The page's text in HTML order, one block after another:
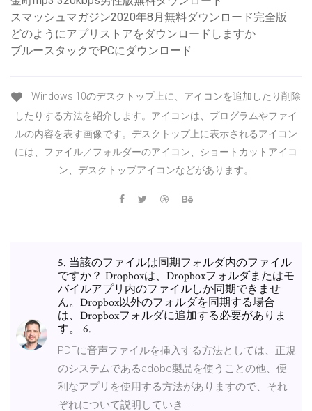
スマッシュマガジン2020年8月無料ダウンロード完全版
どのようにアプリストアをダウンロードしますか
ブルースタックでPCにダウンロード
Windows 10のデスクトップ上に、アイコンを追加したり削除
したりする方法を紹介します。アイコンは、プログラムやファイ
ルの内容を表す画像です。デスクトップ上に表示されるアイコン
には、ファイル／フォルダーのアイコン、ショートカットアイコ
ン、デスクトップアイコンなどがあります。
5. 当該のファイルは同期フォルダ内のファイル
ですか？ Dropboxは、Dropboxフォルダまたはモ
バイルアプリ内のファイルしか同期できませ
ん。Dropbox以外のフォルダを同期する場合
は、Dropboxフォルダに追加する必要がありま
す。 6.
PDFに音声ファイルを挿入する方法としては、正規
のシステムであるadobe製品を使うことの他、便
利なアプリを使用する方法がありますので、それ
ぞれについて説明していき …